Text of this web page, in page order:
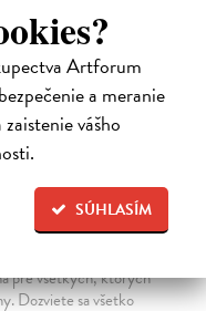
Artforum
a meranie
vášho
SÚHLASÍM
na sklade
pre všetkých, ktorých
Dozviete sa všetko